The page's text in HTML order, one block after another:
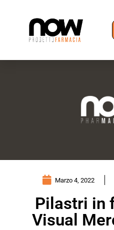
Marzo 4, 2022
Pilastri in
Visual